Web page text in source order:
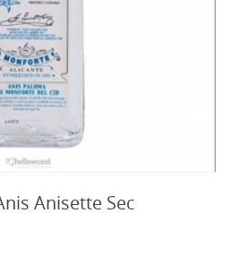
Anisette Sec